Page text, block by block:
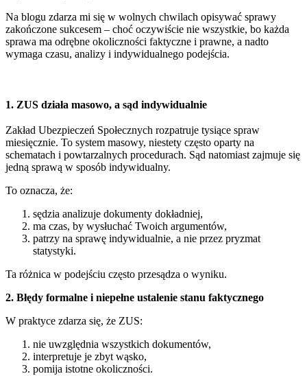
Na blogu zdarza mi się w wolnych chwilach opisywać sprawy
zakończone sukcesem – choć oczywiście nie wszystkie, bo każda
sprawa ma odrębne okoliczności faktyczne i prawne, a nadto
wymaga czasu, analizy i indywidualnego podejścia.
1. ZUS działa masowo, a sąd indywidualnie
Zakład Ubezpieczeń Społecznych rozpatruje tysiące spraw
miesięcznie. To system masowy, niestety często oparty na
schematach i powtarzalnych procedurach. Sąd natomiast zajmuje się
jedną sprawą w sposób indywidualny.
To oznacza, że:
sędzia analizuje dokumenty dokładniej,
ma czas, by wysłuchać Twoich argumentów,
patrzy na sprawę indywidualnie, a nie przez pryzmat
statystyki.
Ta różnica w podejściu często przesądza o wyniku.
2. Błędy formalne i niepełne ustalenie stanu faktycznego
W praktyce zdarza się, że ZUS:
nie uwzględnia wszystkich dokumentów,
interpretuje je zbyt wąsko,
pomija istotne okoliczności.